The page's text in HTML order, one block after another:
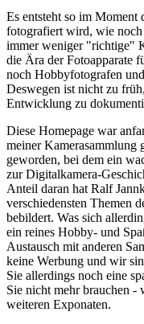
Es entsteht so im Moment
fotografiert wird, wie
immer weniger "richtige"
die Ära der Fotoapparate
noch Hobbyfotografen
Deswegen ist nicht zu
Entwicklung zu
Diese Homepage war
meiner Kamerasammlung
geworden, bei dem ein
zur Digitalkamera-
Anteil daran hat Ralf
verschiedensten Themen
bebildert. Was sich
ein reines Hobby- und
Austausch mit anderen
keine Werbung und wir
Sie allerdings noch eine
Sie nicht mehr brauchen -
weiteren Exponaten.